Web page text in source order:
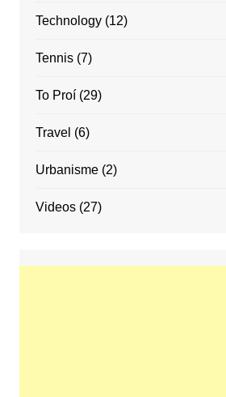
Technology(12)
Tennis(7)
To Proí(29)
Travel (6)
Urbanisme(2)
Videos(27)